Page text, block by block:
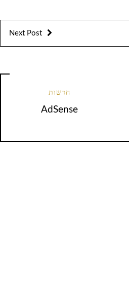
Next Post
חדשות
AdSense